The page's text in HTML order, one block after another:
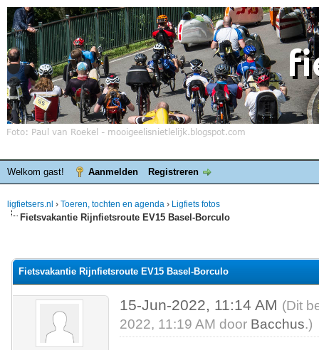
Welkom gast! Aanmelden Registreren
ligfietsers.nl › Toeren, tochten en agenda › Ligfiets fotos
Fietsvakantie Rijnfietsroute EV15 Basel-Borculo
Fietsvakantie Rijnfietsroute EV15 Basel-Borculo
15-Jun-2022, 11:14 AM (Dit
2022, 11:19 AM door Bacchus.)